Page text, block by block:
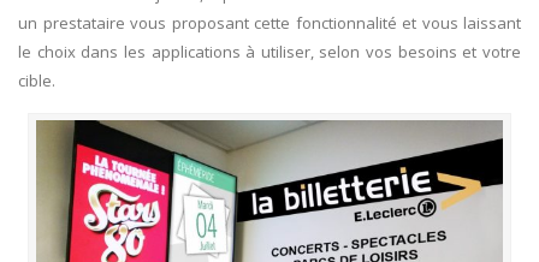
un prestataire vous proposant cette fonctionnalité et vous laissant
le choix dans les applications à utiliser, selon vos besoins et votre
cible.